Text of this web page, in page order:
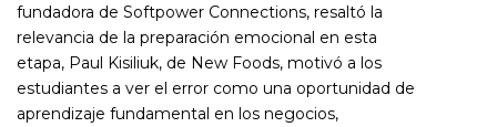
fundadora de Softpower Connections, resaltó la
relevancia de la preparación emocional en esta
etapa, Paul Kisiliuk, de New Foods, motivó a los
estudiantes a ver el error como una oportunidad de
aprendizaje fundamental en los negocios,